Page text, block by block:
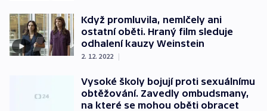
Když promluvila, nemlčely ani
ostatní oběti. Hraný film sleduje
odhalení kauzy Weinstein
2. 12. 2022 |
Vysoké školy bojují proti sexuálnímu
obtěžování. Zavedly ombudsmany,
na které se mohou oběti obracet